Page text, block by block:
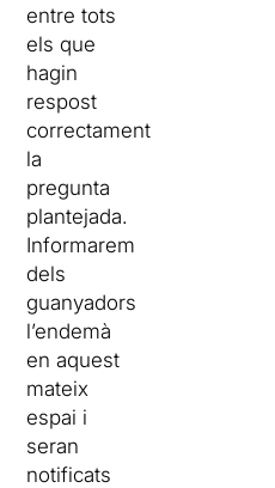
entre tots
els que
hagin
respost
correctament
la
pregunta
plantejada.
Informarem
dels
guanyadors
l’endemà
en aquest
mateix
espai i
seran
notificats